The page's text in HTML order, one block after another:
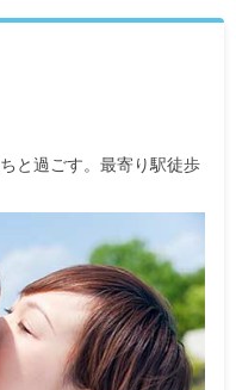
円
と過ごす。最寄り駅徒歩